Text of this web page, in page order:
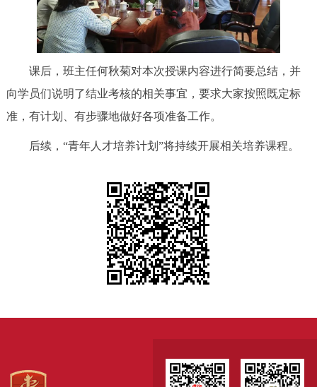
课后，班主任何秋菊对本次授课内容进行简要总结，并
向学员们说明了结业考核的相关事宜，要求大家按照既定标
准，有计划、有步骤地做好各项准备工作。
后续，“青年人才培养计划”将持续开展相关培养课程。